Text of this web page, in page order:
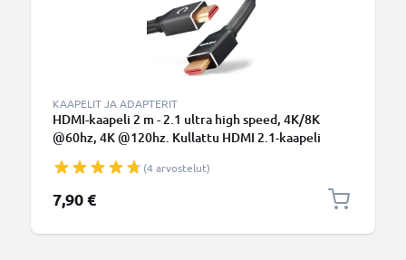
KAAPELIT JA ADAPTERIT
HDMI-kaapeli 2 m - 2.1 ultra high speed, 4K/8K
@60hz, 4K @120hz. Kullattu HDMI 2.1-kaapeli
eARC QFT QMS DSC(4 arvostelut)
7,90 €